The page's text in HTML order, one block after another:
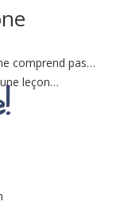
comprend pas…
leçon…